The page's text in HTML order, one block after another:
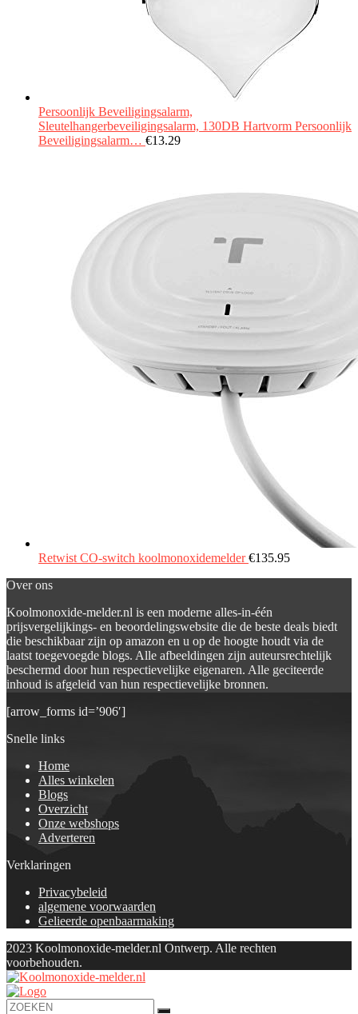
Persoonlijk Beveiligingsalarm,
Sleutelhangerbeveiligingsalarm, 130DB Hartvorm Persoonlijk
Beveiligingsalarm… €13.29
Retwist CO-switch koolmonoxidemelder €135.95
Over ons
Koolmonoxide-melder.nl is een moderne alles-in-één
prijsvergelijkings- en beoordelingswebsite die de beste deals biedt
die beschikbaar zijn op amazon en u op de hoogte houdt via de
laatst toegevoegde blogs. Alle afbeeldingen zijn auteursrechtelijk
beschermd door hun respectievelijke eigenaren. Alle geciteerde
inhoud is afgeleid van hun respectievelijke bronnen.
[arrow_forms id=’906′]
Snelle links
Home
Alles winkelen
Blogs
Overzicht
Onze webshops
Adverteren
Verklaringen
Privacybeleid
algemene voorwaarden
Gelieerde openbaarmaking
2023 Koolmonoxide-melder.nl Ontwerp. Alle rechten
voorbehouden.